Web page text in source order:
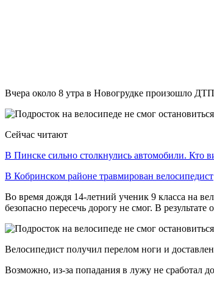
Вчера около 8 утра в Новогрудке произошло
Сейчас читают
В Пинске сильно столкнулись автомобили. Кто
В Кобринском районе травмирован велосипедист
Во время дождя 14-летний ученик 9 класса на
безопасно пересечь дорогу не смог. В
Велосипедист получил перелом ноги и
Возможно, из-за попадания в лужу не сработал